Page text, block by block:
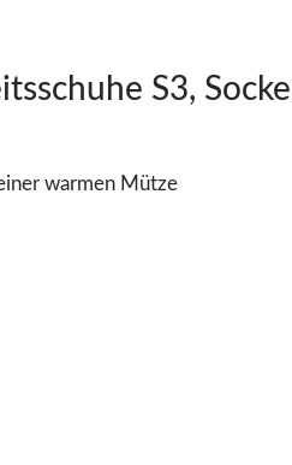
S3,
warmen Mütze